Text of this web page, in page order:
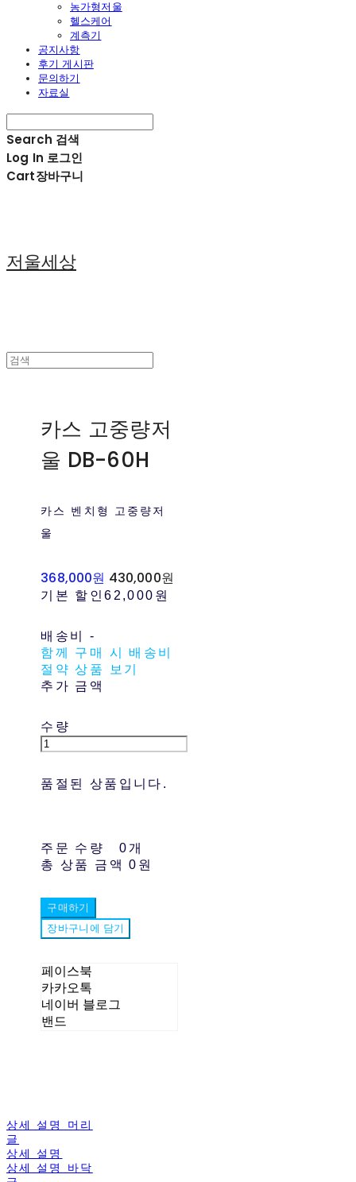
농가형저울
헬스케어
계측기
공지사항
후기 게시판
문의하기
자료실
Search 검색
Log In 로그인
Cart장바구니
저울세상
카스 고중량저
울 DB-60H
카스 벤치형 고중량저
울
368,000원 430,000원
기본 할인62,000원
배송비 -
함께 구매 시 배송비
절약 상품 보기
추가 금액
수량
품절된 상품입니다.
주문 수량
0개
총 상품 금액
0원
구매하기
장바구니에 담기
페이스북
카카오톡
네이버 블로그
밴드
상세 설명 머리
글
상세 설명
상세 설명 바닥